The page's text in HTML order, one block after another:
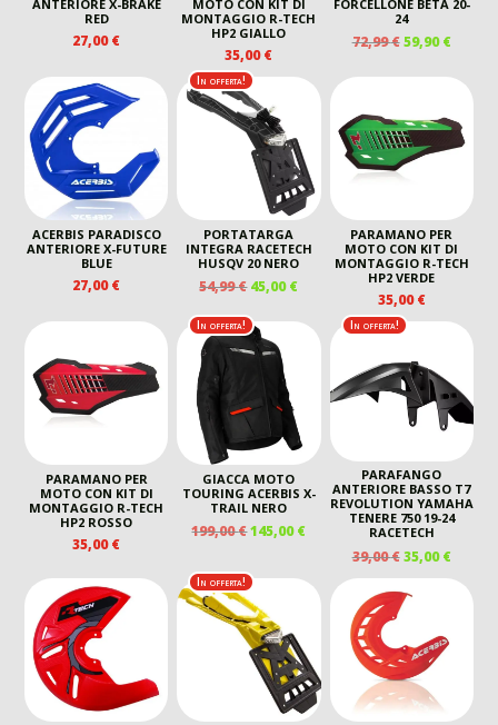
ANTERIORE X-BRAKE
RED
27,00€
MOTO CON KIT DI
MONTAGGIO R-TECH
HP2 GIALLO
35,00€
FORCELLONE BETA 20-
24
72,99€ IL
ORIGINALE
72,99 €.
59,90€IL
59,90
ACERBIS PARADISCO
ANTERIORE X-FUTURE
BLUE
27,00€
In offerta!
PORTATARGA
INTEGRA RACETECH
HUSQV 20 NERO
54,99€ IL
ORIGINALE
ERA:
54,99 €.
45,00€IL
ATTUALE
PARAMANO PER
MOTO CON KIT DI
MONTAGGIO R-TECH
HP2 VERDE
35,00€
PARAMANO PER
MOTO CON KIT DI
MONTAGGIO R-TECH
HP2 ROSSO
35,00€
In offerta!
GIACCA MOTO
TOURING ACERBIS X-
TRAIL NERO
199,00€IL
ORIGINALE
ERA:
199,00 €.
145,00€IL
PREZZO
ATTUALE
È:
145,00 €.
In offerta!
PARAFANGO
ANTERIORE BASSO T7
REVOLUTION YAMAHA
TENERE 750 19-24
RACETECH
39,00€ IL
PREZZO
ORIGINALE
39,00 €.
35,00€IL
In offerta!